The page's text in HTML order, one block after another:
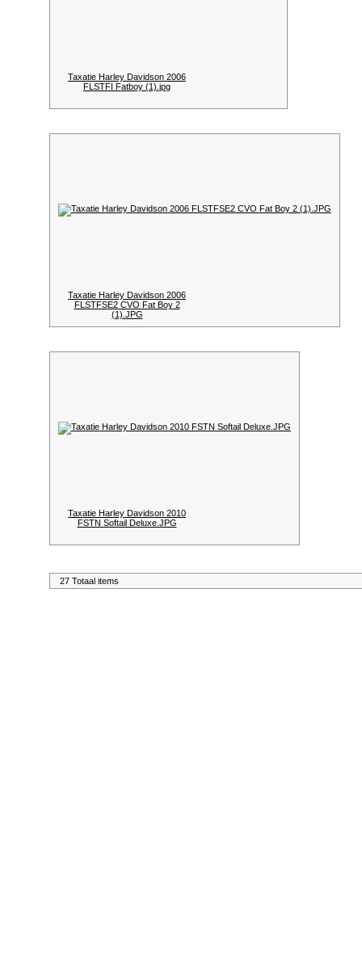
Taxatie Harley Davidson 2006
FLSTFI Fatboy (1).jpg
Taxatie Harley Davidson 2006
FLSTFSE2 CVO Fat Boy 2
(1).JPG
Taxatie Harley Davidson 2010
FSTN Softail Deluxe.JPG
27 Totaal items